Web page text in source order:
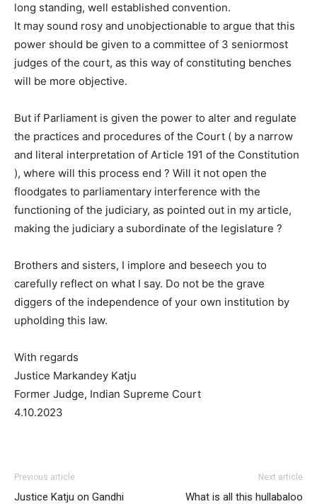
long standing, well established convention.
It may sound rosy and unobjectionable to argue that this
power should be given to a committee of 3 seniormost
judges of the court, as this way of constituting benches
will be more objective.
But if Parliament is given the power to alter and regulate
the practices and procedures of the Court ( by a narrow
and literal interpretation of Article 191 of the Constitution
), where will this process end ? Will it not open the
floodgates to parliamentary interference with the
functioning of the judiciary, as pointed out in my article,
making the judiciary a subordinate of the legislature ?
Brothers and sisters, I implore and beseech you to
carefully reflect on what I say. Do not be the grave
diggers of the independence of your own institution by
upholding this law.
With regards
Justice Markandey Katju
Former Judge, Indian Supreme Court
4.10.2023
Previous article
Justice Katju on Gandhi
Next article
What is all this hullabaloo